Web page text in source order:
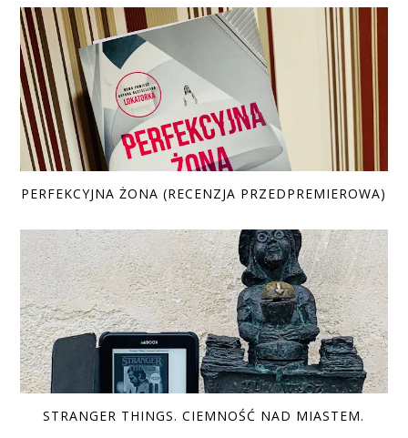
PERFEKCYJNA ŻONA (RECENZJA PRZEDPREMIEROWA)
STRANGER THINGS. CIEMNOŚĆ NAD MIASTEM.